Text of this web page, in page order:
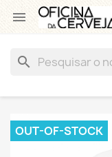

search
OUT-OF-STOCK